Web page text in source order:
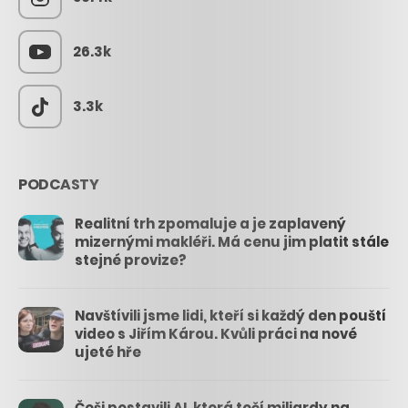
26.3k
3.3k
PODCASTY
Realitní trh zpomaluje a je zaplavený
mizernými makléři. Má cenu jim platit stále
stejné provize?
Navštívili jsme lidi, kteří si každý den pouští
video s Jiřím Károu. Kvůli práci na nové
ujeté hře